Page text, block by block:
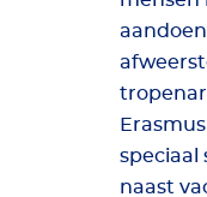
speciaal
naast